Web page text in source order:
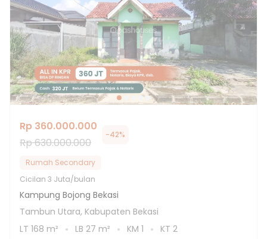
Rp 360.000.000
Rp 630.000.000
-42%
Rumah Secondary
Cicilan 3 Juta/bulan
Kampung Bojong Bekasi
Tambun Utara, Kabupaten Bekasi
LT 168 m² LB 27 m² KM 1 KT 2